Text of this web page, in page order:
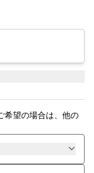
希望の場合は、他の